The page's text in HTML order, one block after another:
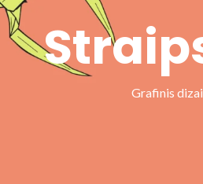
Grafinis